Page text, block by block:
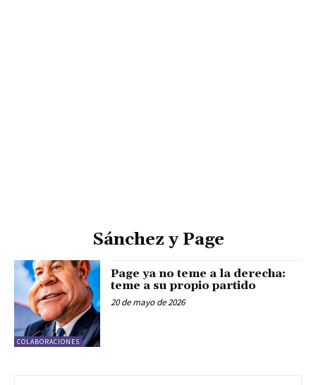
Sánchez y Page
COLABORACIONES
Page ya no teme a la derecha:
teme a su propio partido
20 de mayo de 2026